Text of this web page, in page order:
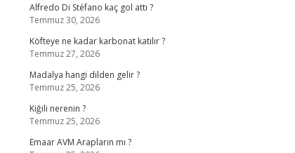
Alfredo Di Stéfano kaç gol attı ?
Temmuz 30, 2026
Köfteye ne kadar karbonat katılır ?
Temmuz 27, 2026
Madalya hangi dilden gelir ?
Temmuz 25, 2026
Kiğili nerenin ?
Temmuz 25, 2026
Emaar AVM Arapların mı ?